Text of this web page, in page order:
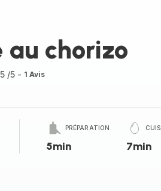
au chorizo
5 /5 - 1 Avis
PRÉPARATION
5min 7min